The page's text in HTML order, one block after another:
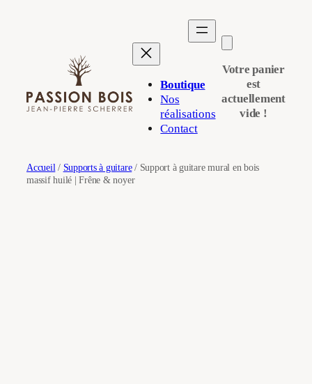
Boutique
Nos
réalisations
Contact
Votre panier
est
actuellement
vide !
Accueil / Supports à guitare/ Support à guitare mural en bois
massif huilé | Frêne & noyer